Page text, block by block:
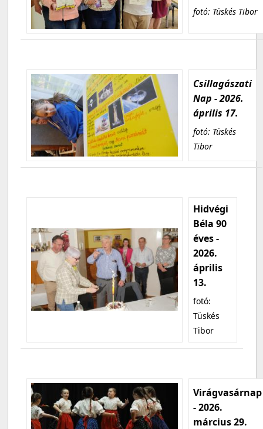
fotó: Tüskés Tibor
Csillagászati
Nap - 2026.
április 17.
fotó: Tüskés
Tibor
Hidvégi
Béla 90
éves -
2026.
április
13.
fotó:
Tüskés
Tibor
Virágvasárnap
- 2026.
március 29.